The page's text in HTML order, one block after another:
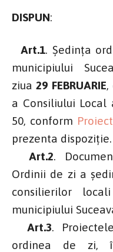
DISPUN:
Art.1. Ședința
municipiului
ziua 29 FEBRUARIE,
a Consiliului Local
50, conform
prezenta
Art.2.
Ordinii de zi a
consilierilor
municipiului
Art.3.
ordinea de zi,